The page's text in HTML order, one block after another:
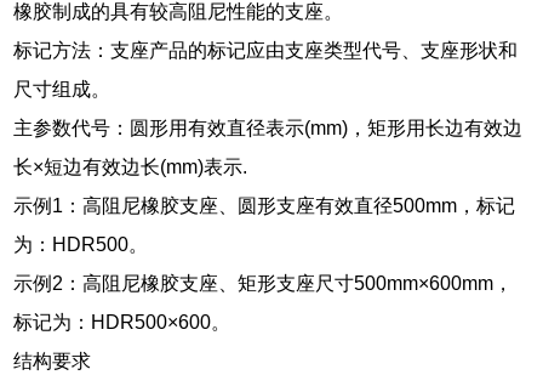
橡胶制成的具有较高阻尼性能的支座。
标记方法：支座产品的标记应由支座类型代号、支座形状和
尺寸组成。
主参数代号：圆形用有效直径表示(mm)，矩形用长边有效边
长×短边有效边长(mm)表示.
示例1：高阻尼橡胶支座、圆形支座有效直径500mm，标记
为：HDR500。
示例2：高阻尼橡胶支座、矩形支座尺寸500mm×600mm，
标记为：HDR500×600。
结构要求